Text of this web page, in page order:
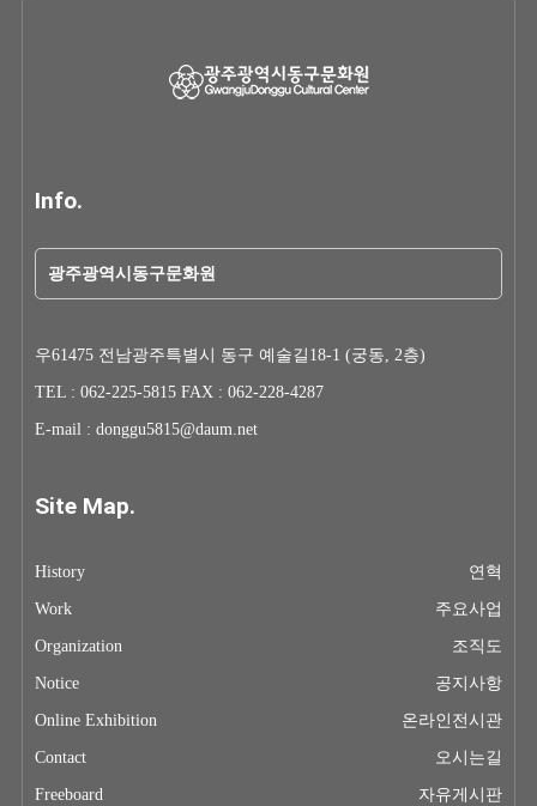
Info.
광주광역시동구문화원
우61475 전남광주특별시 동구 예술길18-1 (궁동, 2층)
TEL : 062-225-5815 FAX : 062-228-4287
E-mail : donggu5815@daum.net
Site Map.
History
연혁
Work
주요사업
Organization
조직도
Notice
공지사항
Online Exhibition
온라인전시관
Contact
오시는길
Freeboard
자유게시판